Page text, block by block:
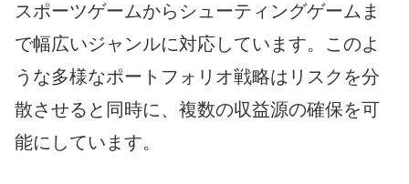
スポーツゲームからシューティングゲームま
で幅広いジャンルに対応しています。このよ
うな多様なポートフォリオ戦略はリスクを分
散させると同時に、複数の収益源の確保を可
能にしています。